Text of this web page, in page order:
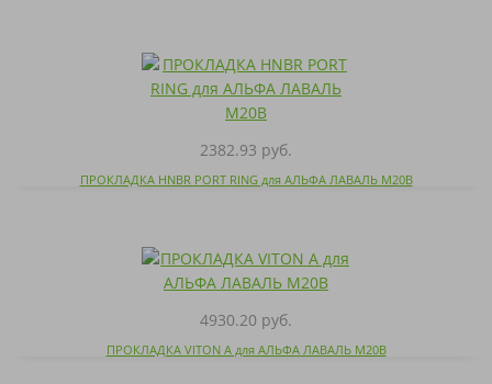
2382.93 руб.
ПРОКЛАДКА HNBR PORT RING для АЛЬФА ЛАВАЛЬ M20B
4930.20 руб.
ПРОКЛАДКА VITON A для АЛЬФА ЛАВАЛЬ M20B